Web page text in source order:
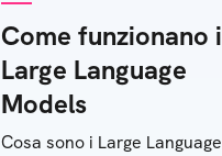
Come funzionano i
Large Language
Models
Cosa sono i Large Language